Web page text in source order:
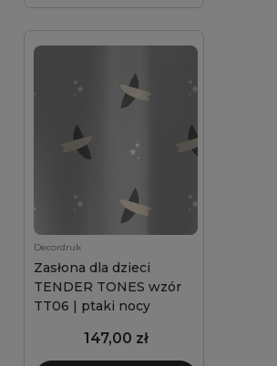
Decordruk
Zasłona dla dzieci
TENDER TONES wzór
TT06 | ptaki nocy
147,00 zł